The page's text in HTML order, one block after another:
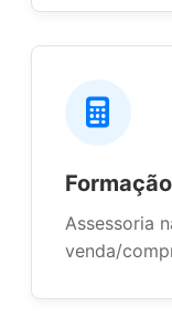
Assessoria
venda/